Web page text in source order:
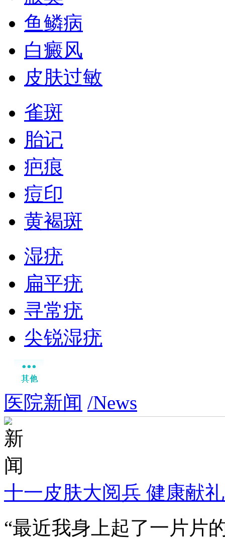
鱼鳞病
白癜风
皮肤过敏
雀斑
胎记
疤痕
痘印
黄褐斑
湿疣
扁平疣
寻常疣
尖锐湿疣
医院新闻 /News
十一皮肤大阅兵 健康献
“最近我身上起了一片片